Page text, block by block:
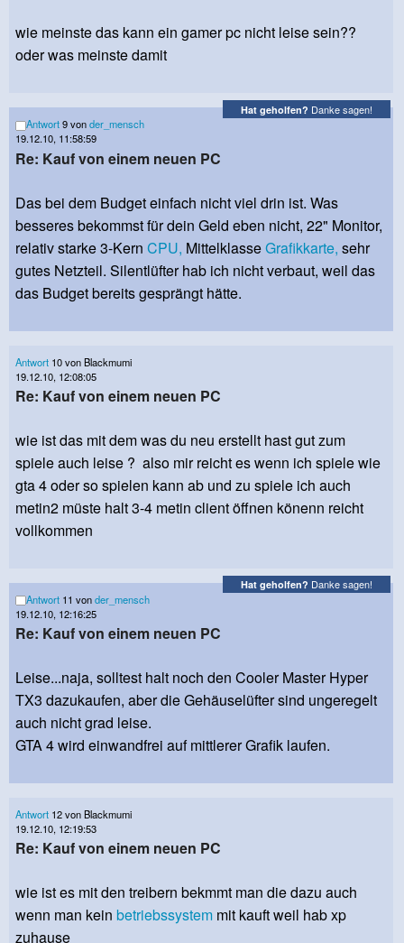
wie meinste das kann ein gamer pc nicht leise sein??
oder was meinste damit
Hat geholfen? Danke sagen!
Antwort9 vonder_mensch
19.12.10, 11:58:59
Re: Kauf von einem neuen PC
Das bei dem Budget einfach nicht viel drin ist. Was
besseres bekommst für dein Geld eben nicht, 22" Monitor,
relativ starke 3-Kern CPU, MittelklasseGrafikkarte, sehr
gutes Netzteil. Silentlüfter hab ich nicht verbaut, weil das
das Budget bereits gesprängt hätte.
Antwort 10 von Blackmumi
19.12.10, 12:08:05
Re: Kauf von einem neuen PC
wie ist das mit dem was du neu erstellt hast gut zum
spiele auch leise ? also mir reicht es wenn ich spiele wie
gta 4 oder so spielen kann ab und zu spiele ich auch
metin2 müste halt 3-4 metin client öffnen könenn reicht
vollkommen
Hat geholfen? Danke sagen!
Antwort 11 vonder_mensch
19.12.10, 12:16:25
Re: Kauf von einem neuen PC
Leise...naja, solltest halt noch den Cooler Master Hyper
TX3 dazukaufen, aber die Gehäuselüfter sind ungeregelt
auch nicht grad leise.
GTA 4 wird einwandfrei auf mittlerer Grafik laufen.
Antwort 12 von Blackmumi
19.12.10, 12:19:53
Re: Kauf von einem neuen PC
wie ist es mit den treibern bekmmt man die dazu auch
wenn man kein betriebssystem mit kauft weil hab xp
zuhause